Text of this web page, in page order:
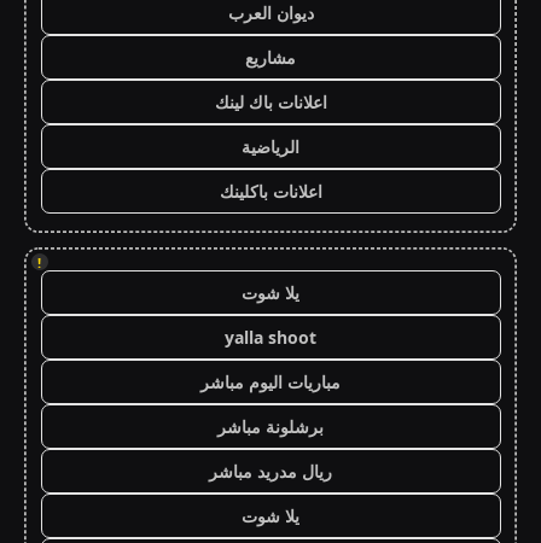
ديوان العرب
مشاريع
اعلانات باك لينك
الرياضية
اعلانات باكلينك
!
يلا شوت
yalla shoot
مباريات اليوم مباشر
برشلونة مباشر
ريال مدريد مباشر
يلا شوت